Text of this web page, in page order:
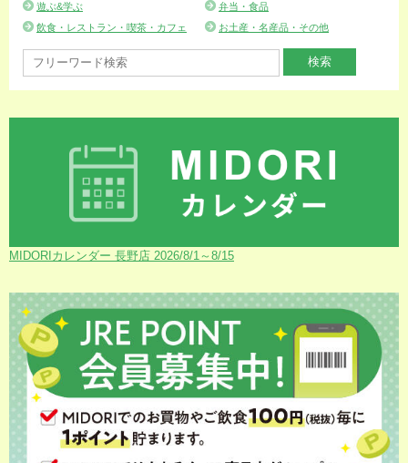
遊ぶ&学ぶ
弁当・食品
飲食・レストラン・喫茶・カフェ
お土産・名産品・その他
MIDORIカレンダー 長野店 2026/8/1～8/15